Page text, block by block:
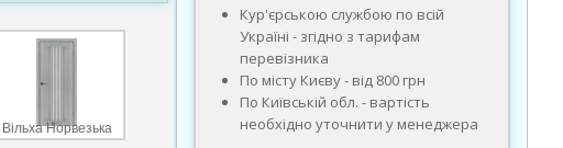
Вільха Норвезька
Кур'єрською службою по всій
Україні - згідно з тарифам
перевізника
По місту Києву - від 800 грн
По Київській обл. - вартість
необхідно уточнити у менеджера